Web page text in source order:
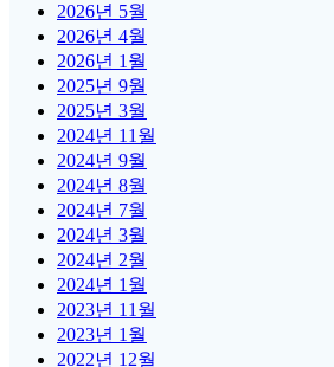
2026년 5월
2026년 4월
2026년 1월
2025년 9월
2025년 3월
2024년 11월
2024년 9월
2024년 8월
2024년 7월
2024년 3월
2024년 2월
2024년 1월
2023년 11월
2023년 1월
2022년 12월